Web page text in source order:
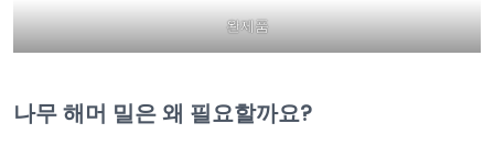
완제품
나무 해머 밀은 왜 필요할까요?